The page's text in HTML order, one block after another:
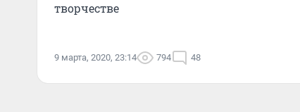
творчестве
9 марта, 2020, 23:14 794 48